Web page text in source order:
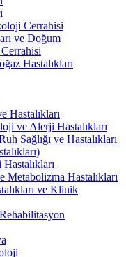
Cerrahisi
ve Doğum
Hastalıkları
Hastalıkları
ve Alerji Hastalıkları
Sağlığı ve Hastalıkları
Hastalıkları
ve Klinik